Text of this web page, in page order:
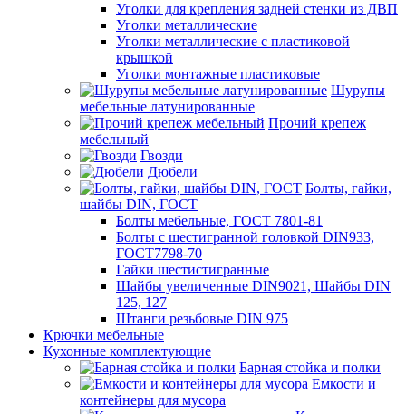
Уголки для крепления задней стенки из ДВП
Уголки металлические
Уголки металлические с пластиковой
крышкой
Уголки монтажные пластиковые
Шурупы
мебельные латунированные
Прочий крепеж
мебельный
Гвозди
Дюбели
Болты, гайки,
шайбы DIN, ГОСТ
Болты мебельные, ГОСТ 7801-81
Болты с шестигранной головкой DIN933,
ГОСТ7798-70
Гайки шестистигранные
Шайбы увеличенные DIN9021, Шайбы DIN
125, 127
Штанги резьбовые DIN 975
Крючки мебельные
Кухонные комплектующие
Барная стойка и полки
Емкости и
контейнеры для мусора